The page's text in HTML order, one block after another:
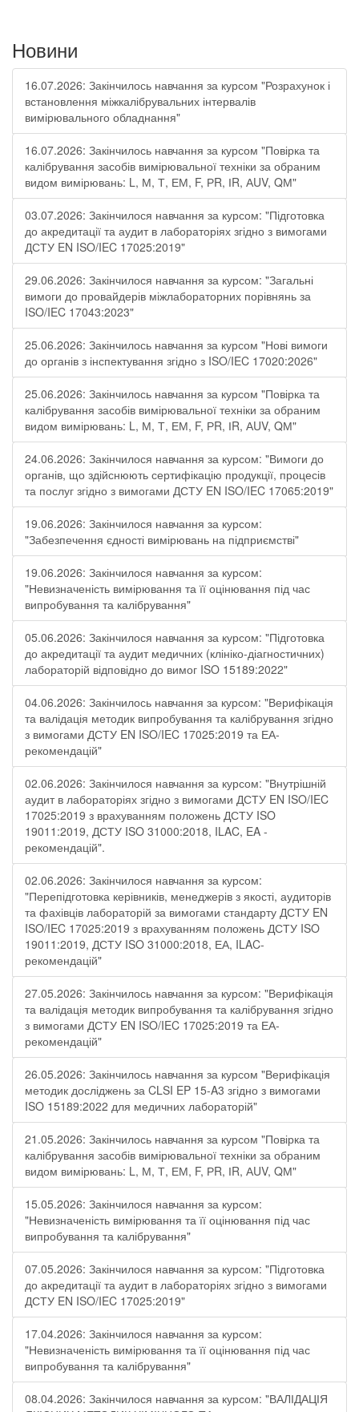
Новини
16.07.2026: Закінчилось навчання за курсом "Розрахунок і
встановлення міжкалібрувальних інтервалів
вимірювального обладнання"
16.07.2026: Закінчилось навчання за курсом "Повірка та
калібрування засобів вимірювальної техніки за обраним
видом вимірювань: L, М, Т, ЕМ, F, РR, ІR, АUV, QМ"
03.07.2026: Закінчилося навчання за курсом: "Підготовка
до акредитації та аудит в лабораторіях згідно з вимогами
ДСТУ EN ISO/IEC 17025:2019"
29.06.2026: Закінчилося навчання за курсом: "Загальні
вимоги до провайдерів міжлабораторних порівнянь за
ISO/IEC 17043:2023"
25.06.2026: Закінчилось навчання за курсом "Нові вимоги
до органів з інспектування згідно з ISO/IEC 17020:2026"
25.06.2026: Закінчилось навчання за курсом "Повірка та
калібрування засобів вимірювальної техніки за обраним
видом вимірювань: L, М, Т, ЕМ, F, РR, ІR, АUV, QМ"
24.06.2026: Закінчилося навчання за курсом: "Вимоги до
органів, що здійснюють сертифікацію продукції, процесів
та послуг згідно з вимогами ДСТУ EN ISO/IEC 17065:2019"
19.06.2026: Закінчилося навчання за курсом:
"Забезпечення єдності вимірювань на підприємстві"
19.06.2026: Закінчилося навчання за курсом:
"Невизначеність вимірювання та її оцінювання під час
випробування та калібрування"
05.06.2026: Закінчилося навчання за курсом: "Підготовка
до акредитації та аудит медичних (клініко-діагностичних)
лабораторій відповідно до вимог ISO 15189:2022"
04.06.2026: Закінчилось навчання за курсом: "Верифікація
та валідація методик випробування та калібрування згідно
з вимогами ДСТУ EN ISO/IEC 17025:2019 та ЕА-
рекомендацій"
02.06.2026: Закінчилося навчання за курсом: "Внутрішній
аудит в лабораторіях згідно з вимогами ДСТУ EN ISO/IEC
17025:2019 з врахуванням положень ДСТУ ISO
19011:2019, ДСТУ ISO 31000:2018, ILAC, EA -
рекомендацій".
02.06.2026: Закінчилося навчання за курсом:
"Перепідготовка керівників, менеджерів з якості, аудиторів
та фахівців лабораторій за вимогами стандарту ДСТУ EN
ISO/IEC 17025:2019 з врахуванням положень ДСТУ ISO
19011:2019, ДСТУ ISO 31000:2018, ЕА, ILAC-
рекомендацій"
27.05.2026: Закінчилось навчання за курсом: "Верифікація
та валідація методик випробування та калібрування згідно
з вимогами ДСТУ EN ISO/IEC 17025:2019 та ЕА-
рекомендацій"
26.05.2026: Закінчилось навчання за курсом "Верифікація
методик досліджень за CLSI EP 15-A3 згідно з вимогами
ISO 15189:2022 для медичних лабораторій"
21.05.2026: Закінчилось навчання за курсом "Повірка та
калібрування засобів вимірювальної техніки за обраним
видом вимірювань: L, М, Т, ЕМ, F, РR, ІR, АUV, QМ"
15.05.2026: Закінчилося навчання за курсом:
"Невизначеність вимірювання та її оцінювання під час
випробування та калібрування"
07.05.2026: Закінчилося навчання за курсом: "Підготовка
до акредитації та аудит в лабораторіях згідно з вимогами
ДСТУ EN ISO/IEC 17025:2019"
17.04.2026: Закінчилося навчання за курсом:
"Невизначеність вимірювання та її оцінювання під час
випробування та калібрування"
08.04.2026: Закінчилося навчання за курсом: "ВАЛІДАЦІЯ